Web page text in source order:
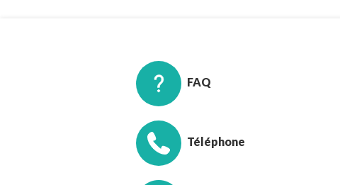
FAQ
Téléphone